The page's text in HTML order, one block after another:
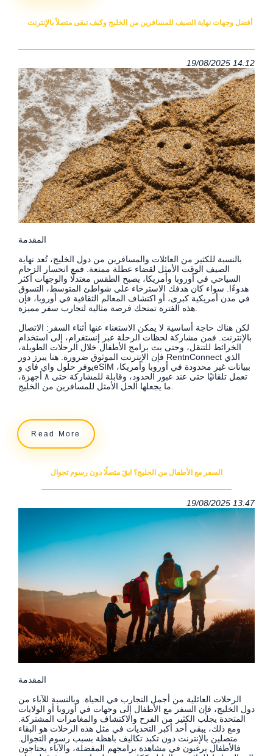
أفضل وجهات نهاية الصيف للمسافرين من الخليج وكيف تبقى متصلاً بالإنترنت
19/08/2025 14:12
المقدمة
بالنسبة للكثير من العائلات والمسافرين من دول الخليج، تُعد نهاية
الصيف الوقت الأمثل لقضاء عطلة ممتعة. فمع انحسار الزحام
السياحي في أوروبا وأمريكا، يصبح الطقس معتدلًا والوجهات أكثر
هدوءًا. سواء كان هدفك الاسترخاء على شواطئ المتوسط، التسوق
في مدن أمريكية كبرى، أو اكتشاف المعالم الثقافية في أوروبا، فإن
هذه الفترة تمنحك فرصة مثالية لتجارب سفر مميزة.
لكن هناك حاجة أساسية لا يمكن الاستغناء عنها أثناء السفر: الاتصال
بالإنترنت. فمن مشاركة لحظات الرحلة عبر إنستغرام، إلى استخدام
الخرائط للتنقل، وحتى بث برامج الأطفال خلال الرحلات الطويلة،
فإن الإنترنت الموثوق ضرورة. هنا يبرز دور RentnConnect الذي
يوفر حلول واي فاي وeSIM ببيانات غير محدودة في أوروبا وأمريكا،
تعمل تلقائيًا حتى عند عبور الحدود، وقابلة للمشاركة حتى ٨ أجهزة،
ما يجعلها الحل الأمثل للمسافرين من الخليج.
Read More
السفر مع الأطفال من الخليج؟ ابقَ متصلًا دون رسوم تجوال
19/08/2025 13:47
المقدمة
الرحلات العائلية من أجمل التجارب في الحياة. وبالنسبة للآباء من
دول الخليج، فإن السفر مع الأطفال إلى وجهات في أوروبا أو الولايات
المتحدة يجلب الكثير من الفرح والاكتشاف والمغامرات المشتركة.
ومع ذلك، يبقى أحد أكبر التحديات في مثل هذه الرحلات هو البقاء
متصلين بالإنترنت دون تكبد تكاليف باهظة بسبب رسوم التجوال.
فالأطفال يرغبون في مشاهدة برامجهم المفضلة، والآباء يحتاجون